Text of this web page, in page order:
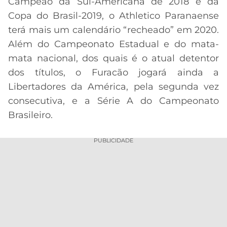
CÓDIGO
DE
INDICAÇÃO
BET365
CÓDIGO
BETANO
MELHORES
DE
CORINTHIANS
SÃO
PAULO
SANTOS
FLAMENGO
FLUMINENSE
LIBERTADORES
COPA
DO
BRASIL
PREMIER
LEAGUE
MERCADO
DA
BOLA
PALPITES
Acesse o perfil do autor
no Twitter
Copa do Brasil-2019, o Athletico Paranaense
terá mais um calendário “recheado” em 2020.
Além do Campeonato Estadual e do mata-
mata nacional, dos quais é o atual detentor
dos títulos, o Furacão jogará ainda a
Libertadores da América, pela segunda vez
consecutiva, e a Série A do Campeonato
Brasileiro.
PUBLICIDADE